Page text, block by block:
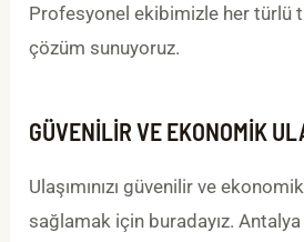
Profesyonel ekibimizle her türlü
çözüm sunuyoruz.
GÜVENILIR VE EKONOMIK
Ulaşımınızı güvenilir ve
sağlamak için buradayız.